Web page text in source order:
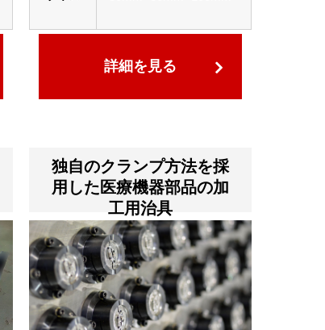
詳細を見る
独自のクランプ方法を採
用した医療機器部品の加
工用治具